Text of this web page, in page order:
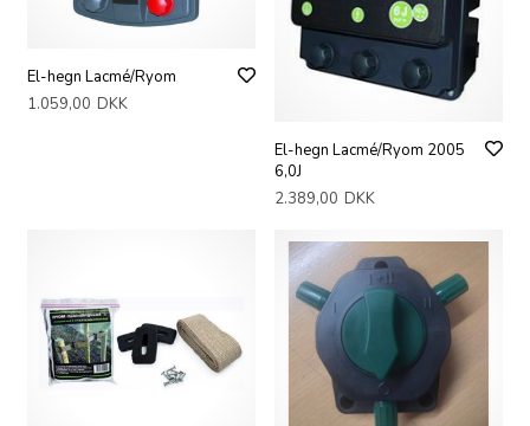
El-hegn Lacmé/Ryom
1.059,00 DKK
El-hegn Lacmé/Ryom 2005
6,0J
2.389,00 DKK